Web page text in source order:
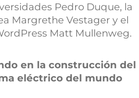
Pedro Duque, la
Margrethe Vestager y el
Matt Mullenweg.
en la construcción del
eléctrico del mundo